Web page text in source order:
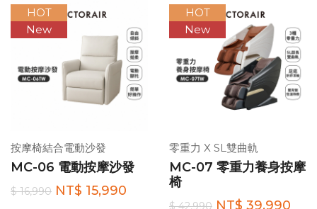
HOT
New
按摩椅結合電動沙發
MC-06 電動按摩沙發
$ 16,990 NT$ 15,990
HOT
New
零重力 X SL雙曲軌
MC-07 零重力養身按摩
椅
$ 42,990 NT$ 39,990